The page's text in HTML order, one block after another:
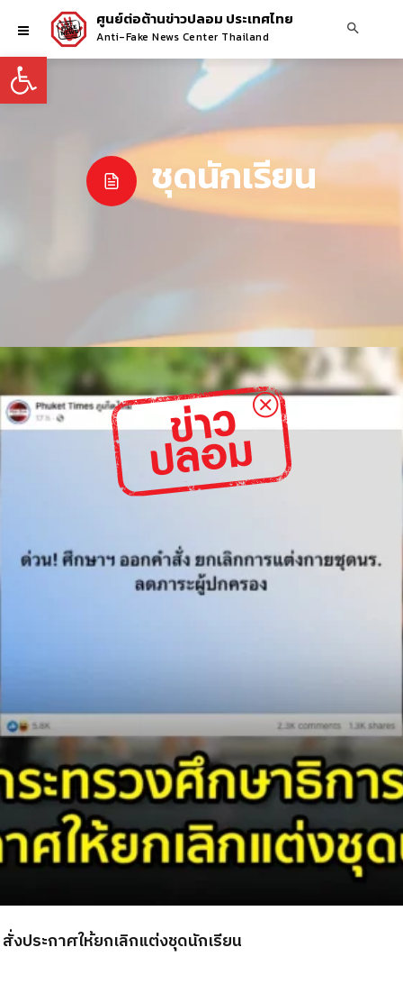
Open toolbar
ศูนย์ต่อต้านข่าวปลอม ประเทศไทย
Anti-Fake News Center Thailand
ชุดนักเรียน
งประกาศให้ยกเลิกแต่งชุดนักเรียน